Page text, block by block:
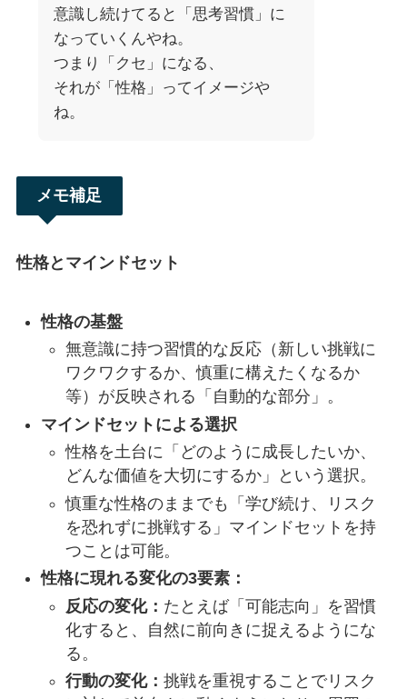
意識し続けてると「思考習慣」に
なっていくんやね。
つまり「クセ」になる、
それが「性格」ってイメージや
ね。
メモ補足
性格とマインドセット
性格の基盤
無意識に持つ習慣的な反応（新しい挑戦に
ワクワクするか、慎重に構えたくなるか
等）が反映される「自動的な部分」。
マインドセットによる選択
性格を土台に「どのように成長したいか、
どんな価値を大切にするか」という選択。
慎重な性格のままでも「学び続け、リスク
を恐れずに挑戦する」マインドセットを持
つことは可能。
性格に現れる変化の3要素：
反応の変化： たとえば「可能志向」を習慣
化すると、自然に前向きに捉えるようにな
る。
行動の変化： 挑戦を重視することでリスク